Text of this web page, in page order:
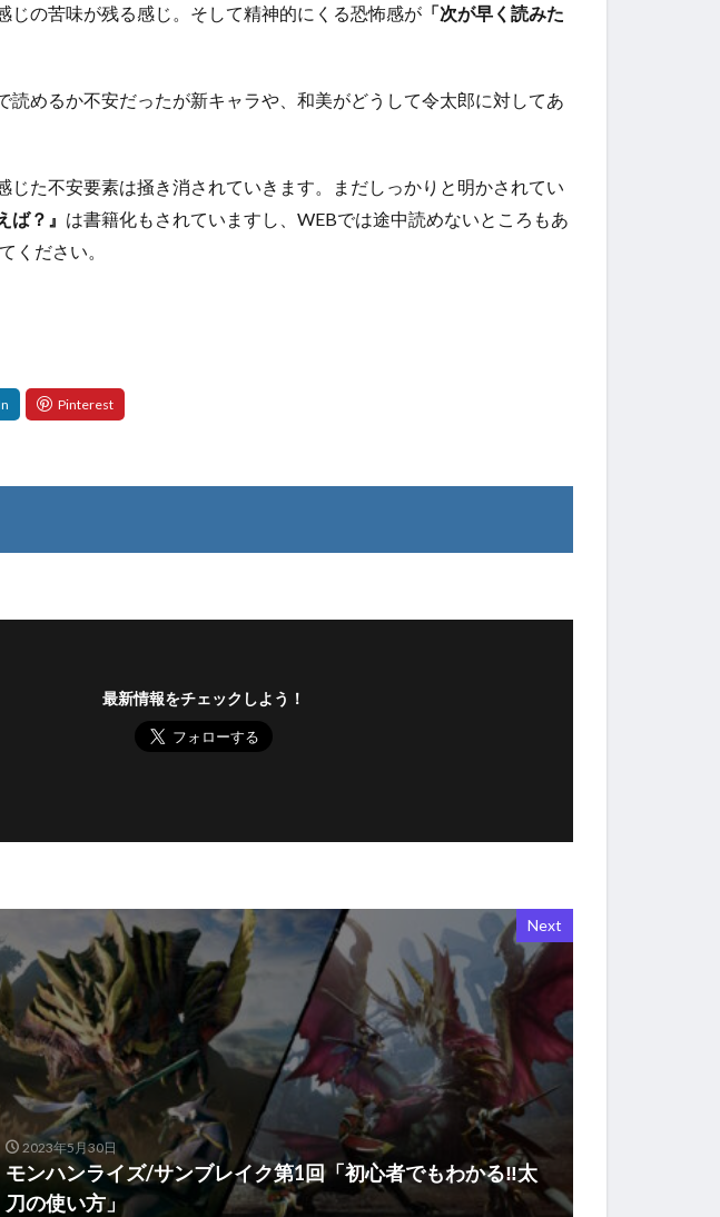
の苦味が残る感じ。そして精神的にくる恐怖感が 「次が早く読みた
めるか不安だったが新キャラや、和美がどうして令太郎に対してあ
た不安要素は掻き消されていきます。まだしっかりと明かされてい
ば？』 は書籍化もされていますし、WEBでは途中読めないところもあ
ください。
最新情報をチェックしよう！
Next
2023年5月30日
モンハンライズ/サンブレイク第1回「初心者でもわかる‼︎太
刀の使い方」